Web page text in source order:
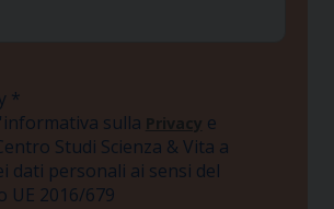
*
sulla Privacy e
Studi Scienza & Vita a
dati personali ai sensi del
UE 2016/679